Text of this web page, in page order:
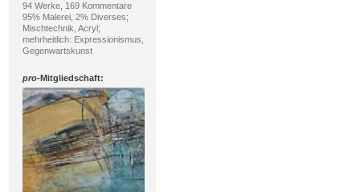
94 Werke, 169 Kommentare
95% Malerei, 2% Diverses;
Mischtechnik, Acryl;
mehrheitlich: Expressionismus,
Gegenwartskunst
pro-Mitgliedschaft: